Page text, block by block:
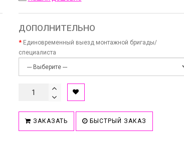
ДОПОЛНИТЕЛЬНО
Единовременный выезд монтажной бригады/
специалиста
ЗАКАЗАТЬ БЫСТРЫЙ ЗАКАЗ